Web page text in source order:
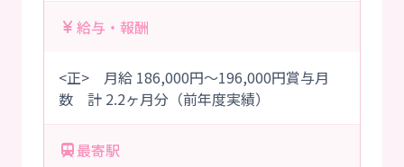
給与・報酬
<正> 月給 186,000円～196,000円賞与月
数 計 2.2ヶ月分（前年度実績）
最寄駅